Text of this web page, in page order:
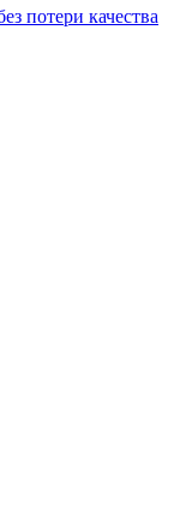
потери качества